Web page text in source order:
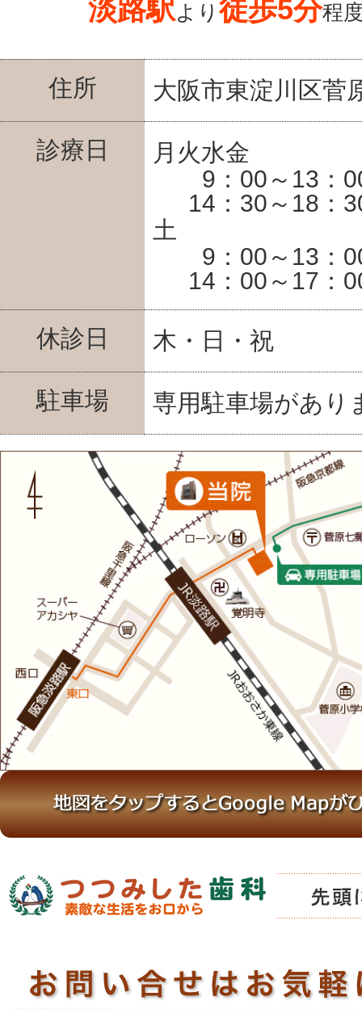
淡路駅より徒歩5分程
住所 大阪市東淀川区菅
診療日
月火水金
9：00～13：
14：30～18：
土
9：00～13：
14：00～17：
休診日 木・日・祝
駐車場 専用駐車場があり